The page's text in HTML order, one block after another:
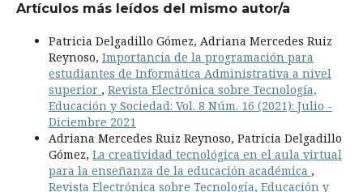
Artículos más leídos del mismo autor/a
Patricia Delgadillo Gómez, Adriana Mercedes Ruiz
Reynoso, Importancia de la programación para
estudiantes de Informática Administrativa a nivel
superior , Revista Electrónica sobre Tecnología,
Educación y Sociedad: Vol. 8 Núm. 16 (2021): Julio -
Diciembre 2021
Adriana Mercedes Ruiz Reynoso, Patricia Delgadillo
Gómez, La creatividad tecnológica en el aula virtual
para la enseñanza de la educación académica ,
Revista Electrónica sobre Tecnología, Educación y